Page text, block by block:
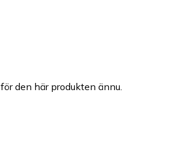
den här produkten ännu.